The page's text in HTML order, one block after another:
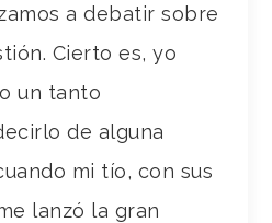
a debatir sobre
Cierto es, yo
un tanto
de alguna
mi tío, con sus
lanzó la gran